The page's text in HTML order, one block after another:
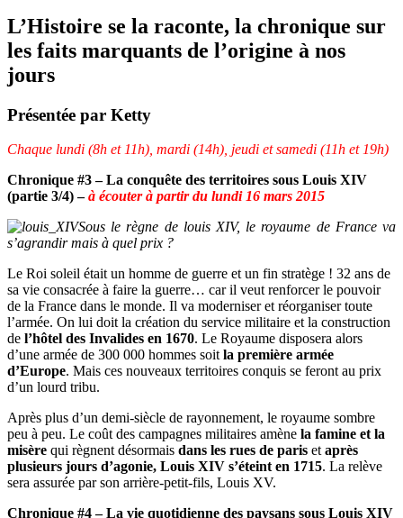
L’Histoire se la raconte, la chronique sur
les faits marquants de l’origine à nos
jours
Présentée par Ketty
Chaque lundi (8h et 11h), mardi (14h), jeudi et samedi (11h et 19h)
Chronique #3 – La conquête des territoires sous Louis XIV
(partie 3/4) –à écouter à partir du lundi 16 mars 2015
Sous le règne de louis XIV, le royaume de France va
s’agrandir mais à quel prix ?
Le Roi soleil était un homme de guerre et un fin stratège ! 32 ans de
sa vie consacrée à faire la guerre… car il veut renforcer le pouvoir
de la France dans le monde. Il va moderniser et réorganiser toute
l’armée. On lui doit la création du service militaire et la construction
de l’hôtel des Invalides en 1670. Le Royaume disposera alors
d’une armée de 300 000 hommes soit la première armée
d’Europe. Mais ces nouveaux territoires conquis se feront au prix
d’un lourd tribu.
Après plus d’un demi-siècle de rayonnement, le royaume sombre
peu à peu. Le coût des campagnes militaires amène la famine et la
misère qui règnent désormais dans les rues de paris et après
plusieurs jours d’agonie, Louis XIV s’éteint en 1715. La relève
sera assurée par son arrière-petit-fils, Louis XV.
Chronique #4 – La vie quotidienne des paysans sous Louis XIV